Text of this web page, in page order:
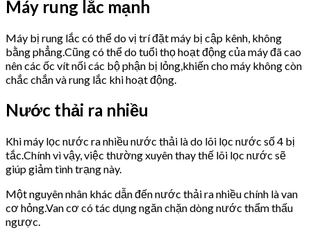
Máy rung lắc mạnh
Máy bị rung lắc có thể do vị trí đặt máy bị cập kênh, không
bằng phẳng.Cũng có thể do tuổi thọ hoạt động của máy đã cao
nên các ốc vít nối các bộ phận bị lỏng,khiến cho máy không còn
chắc chắn và rung lắc khi hoạt động.
Nước thải ra nhiều
Khi máy lọc nước ra nhiều nước thải là do lõi lọc nước số 4 bị
tắc.Chính vì vậy, việc thường xuyên thay thế lõi lọc nước sẽ
giúp giảm tình trạng này.
Một nguyên nhân khác dẫn đến nước thải ra nhiều chính là van
cơ hỏng.Van cơ có tác dụng ngăn chặn dòng nước thẩm thấu
ngược.